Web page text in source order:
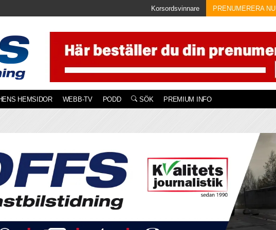
Korsordsvinnare PRENUMERERA NU
HEMSIDOR WEBB-TV PODD SÖK PREMIUM INFO